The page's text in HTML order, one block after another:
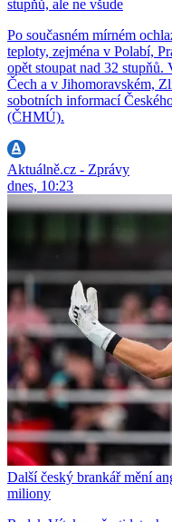
stupňů, ale ne všude
Po současném mírném
teploty, zejména v Polabí,
opět stoupat nad 32
Čech a v Jihomoravském,
sobotních informací
(ČHMÚ).
Aktuálně.cz - Zprávy
dnes, 10:23
Další český brankář mění
miliony